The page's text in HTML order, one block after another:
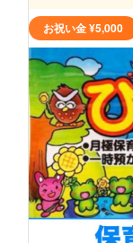
お祝い金¥5,000